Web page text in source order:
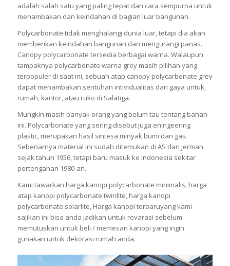
adalah salah satu yang paling tepat dan cara sempurna untuk
menambakan dan keindahan di bagian luar bangunan.
Polycarbonate tidak menghalangi dunia luar, tetapi dia akan
memberikan keindahan bangunan dan mengurangi panas.
Canopy polycarbonate tersedia berbagai warna. Walaupun
tampaknya polycarbonate warna grey masih pilihan yang
terpopuler di saat ini, sebuah atap canopy polycarbonate grey
dapat menambakan sentuhan intividualitas dan gaya untuk,
rumah, kantor, atau ruko di Salatiga.
Mungkin masih banyak orang yang belum tau tentang bahan
ini. Polycarbonate yang sering disebut juga eningeering
plastic, merupakan hasil sintesa minyak bumi dan gas.
Sebenarnya material ini sudah ditemukan di AS dan Jerman
sejak tahun 1956, tetapi baru masuk ke Indonesia sekitar
pertengahan 1980-an.
Kami tawarkan harga kanopi polycarbonate minimalis, harga
atap kanopi polycarbonate twinlite, harga kanopi
polycarbonate solarlite, Harga kanopi terbaruyang kami
sajikan ini bisa anda jadikan untuk revarasi sebelum
memutuskan untuk beli / memesan kanopi yang ingin
gunakan untuk dekorasi rumah anda.